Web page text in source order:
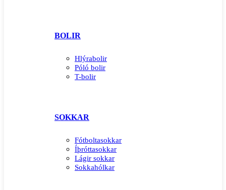
BOLIR
Hlýrabolir
Póló bolir
T-bolir
SOKKAR
Fótboltasokkar
Íþróttasokkar
Lágir sokkar
Sokkahólkar